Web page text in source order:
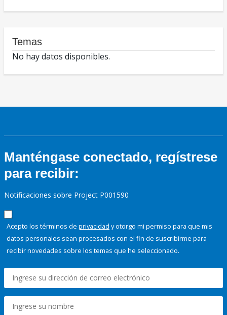
Temas
No hay datos disponibles.
Manténgase conectado, regístrese
para recibir:
Notificaciones sobre Project P001590
Acepto los términos de privacidad y otorgo mi permiso para que mis
datos personales sean procesados con el fin de suscribirme para
recibir novedades sobre los temas que he seleccionado.